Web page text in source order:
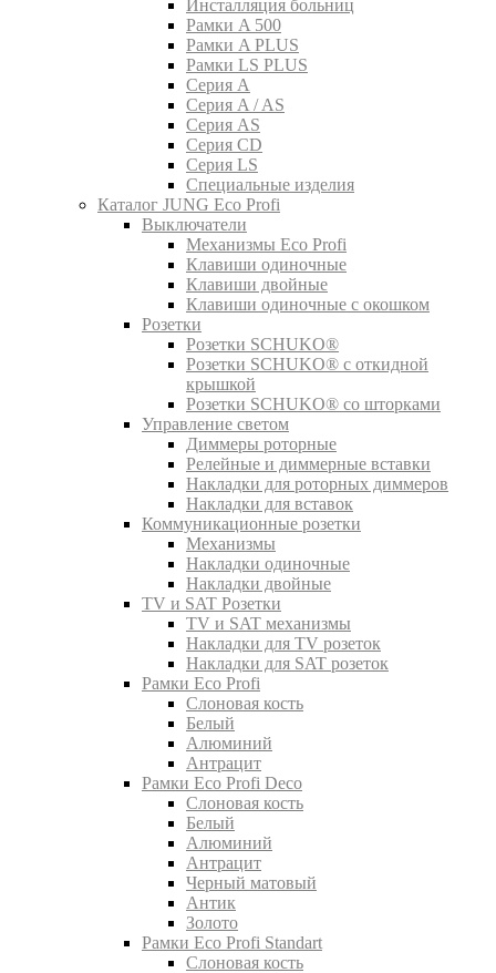
Инсталляция больниц
Рамки A 500
Рамки A PLUS
Рамки LS PLUS
Серия A
Серия A / AS
Серия AS
Серия CD
Серия LS
Специальные изделия
Каталог JUNG Eco Profi
Выключатели
Механизмы Eco Profi
Клавиши одиночные
Клавиши двойные
Клавиши одиночные с окошком
Розетки
Розетки SCHUKO®
Розетки SCHUKO® с откидной
крышкой
Розетки SCHUKO® со шторками
Управление светом
Диммеры роторные
Релейные и диммерные вставки
Накладки для роторных диммеров
Накладки для вставок
Коммуникационные розетки
Механизмы
Накладки одиночные
Накладки двойные
TV и SAT Розетки
TV и SAT механизмы
Накладки для TV розеток
Накладки для SAT розеток
Рамки Eco Profi
Слоновая кость
Белый
Алюминий
Антрацит
Рамки Eco Profi Deco
Слоновая кость
Белый
Алюминий
Антрацит
Черный матовый
Антик
Золото
Рамки Eco Profi Standart
Слоновая кость